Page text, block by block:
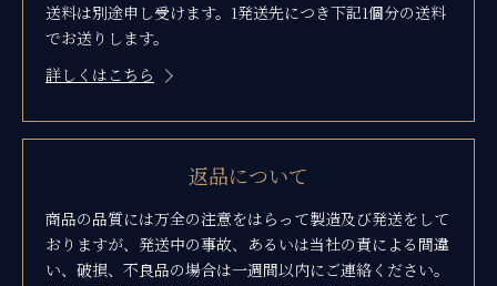
送料は別途申し受けます。1発送先につき下記1個分の送料
でお送りします。
詳しくはこちら
返品について
商品の品質には万全の注意をはらって製造及び発送をして
おりますが、発送中の事故、あるいは当社の責による間違
い、破損、不良品の場合は一週間以内にご連絡ください。